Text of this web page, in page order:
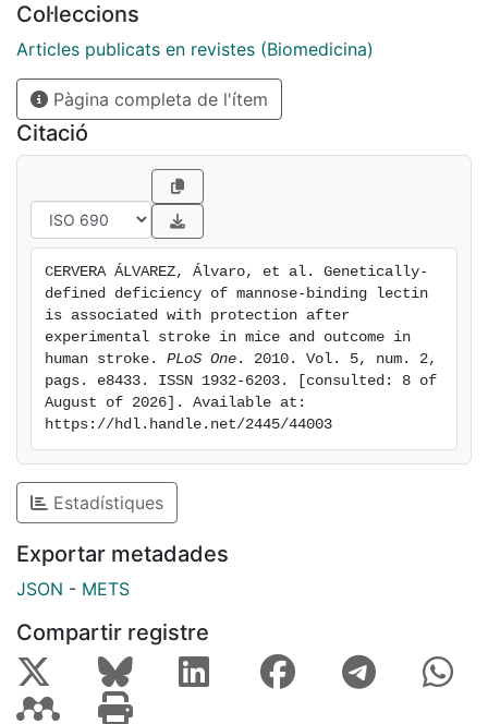
Col·leccions
Articles publicats en revistes (Biomedicina)
Pàgina completa de l'ítem
Citació
CERVERA ÁLVAREZ, Álvaro, et al. Genetically-
defined deficiency of mannose-binding lectin
is associated with protection after
experimental stroke in mice and outcome in
human stroke. PLoS One . 2010. Vol. 5, num. 2,
pags. e8433. ISSN 1932-6203. [consulted: 8 of
August of 2026]. Available at:
https://hdl.handle.net/2445/44003
Estadístiques
Exportar metadades
JSON - METS
Compartir registre